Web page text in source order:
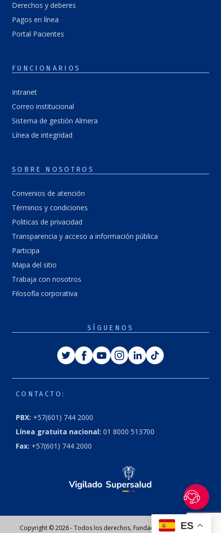
Derechos y deberes
Pagos en línea
Portal Pacientes
FUNCIONARIOS
Intranet
Correo institucional
Sistema de gestión Almera
Línea de integridad
SOBRE NOSOTROS
Convenios de atención
Términos y condiciones
Politicas de privacidad
Transparencia y acceso a información pública
Participa
Mapa del sitio
Trabaja con nosotros
Filosofía corporativa
SÍGUENOS
TwitterFacebook
YoutubeInstagram
LinkedinTiktok
CONTACTO:
PBX: +57(601) 744 2000
Línea gratuita nacional: 01 8000 513700
Fax: +57(601) 744 2000
Copyright © 2026 - Todos los derechos, Fundación Cardioinfantil
ES